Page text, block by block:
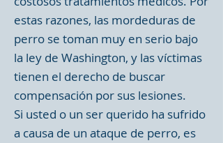
estas razones, las mordeduras de
perro se toman muy en serio bajo
la ley de Washington, y las víctimas
tienen el derecho de buscar
compensación por sus lesiones.
Si usted o un ser querido ha sufrido
a causa de un ataque de perro, es